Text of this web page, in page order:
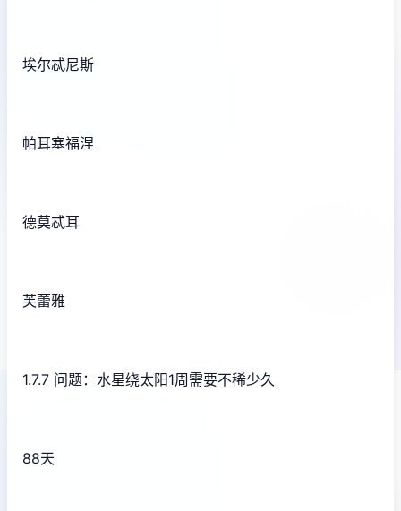
埃尔忒尼斯
帕耳塞福涅
德莫忒耳
芙蕾雅
1.7.7 问题：水星绕太阳1周需要不稀少久
88天